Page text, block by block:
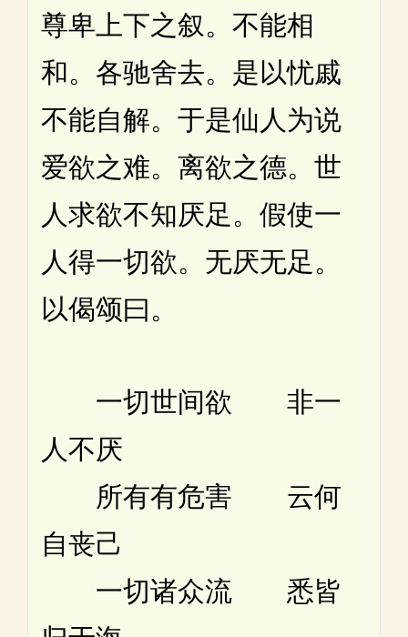
尊卑上下之叙。不能相
和。各驰舍去。是以忧戚
不能自解。于是仙人为说
爱欲之难。离欲之德。世
人求欲不知厌足。假使一
人得一切欲。无厌无足。
以偈颂曰。
一切世间欲 非一
人不厌
所有有危害 云何
自丧己
一切诸众流 悉皆